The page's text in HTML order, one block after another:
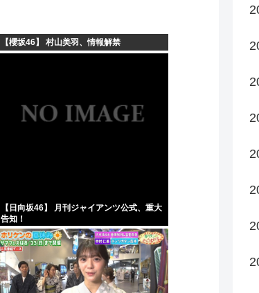
【櫻坂46】 村山美羽、情報解禁
【日向坂46】 月刊ジャイアンツ公式、重大
告知！